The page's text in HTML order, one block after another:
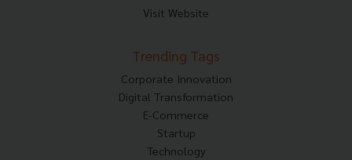
Visit Website
Trending Tags
Corporate Innovation
Digital Transformation
E-Commerce
Startup
Technology